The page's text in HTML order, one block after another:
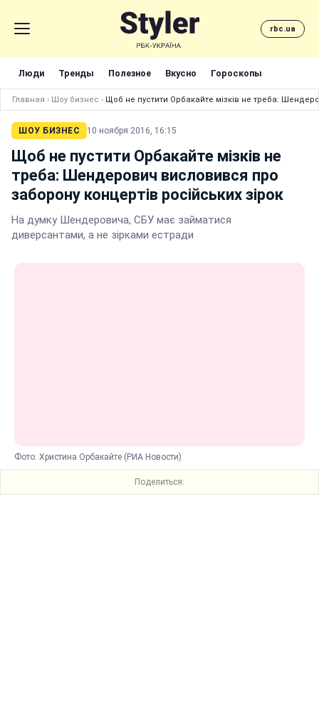
rbc.ua
Люди Тренды Полезное Вкусно Гороскопы
Главная › Шоу бизнес › Щоб не пустити Орбакайте мізків не треба:
ШОУ БИЗНЕС 10 ноября 2016, 16:15
Щоб не пустити Орбакайте мізків не
треба: Шендерович висловився про
заборону концертів російських зірок
На думку Шендеровича, СБУ має займатися
диверсантами, а не зірками естради
Фото: Христина Орбакайте (РИА Новости)
Поделиться: